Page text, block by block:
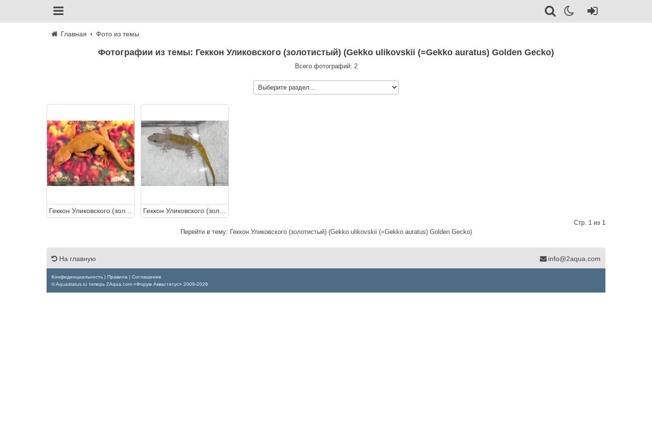
Главная Фото из темы
Фотографии из темы: Геккон Уликовского (золотистый) (Gekko ulikovskii (=Gekko auratus) Golden Gecko)
Всего фотографий: 2
Стр. 1 из 1
Перейти в тему: Геккон Уликовского (золотистый) (Gekko ulikovskii (=Gekko auratus) Golden Gecko)
На главную info@2aqua.com
Конфиденциальность Правила
Соглашение
© Aquastatus.ru теперь 2Aqua.com «Форум Аквастатус» 2009-2026